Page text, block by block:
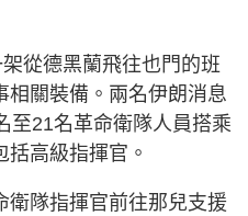
從德黑蘭飛往也門的班
相關裝備。兩名伊朗消息
至21名革命衛隊人員搭乘
高級指揮官。
衛隊指揮官前往那兒支援